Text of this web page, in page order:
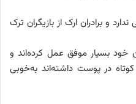
و برادران ارک از بازیگران ترک
خود بسیار موفق عمل کرده‌اند و
در پوست داشته‌اند به‌خوبی